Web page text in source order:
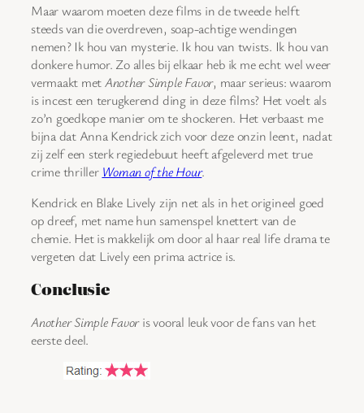
Maar waarom moeten deze films in de tweede helft
steeds van die overdreven, soap-achtige wendingen
nemen? Ik hou van mysterie. Ik hou van twists. Ik hou van
donkere humor. Zo alles bij elkaar heb ik me echt wel weer
vermaakt metAnother Simple Favor, maar serieus: waarom
is incest een terugkerend ding in deze films? Het voelt als
zo’n goedkope manier om te shockeren. Het verbaast me
bijna dat Anna Kendrick zich voor deze onzin leent, nadat
zij zelf een sterk regiedebuut heeft afgeleverd met true
crime thriller Woman of the Hour.
Kendrick en Blake Lively zijn net als in het origineel goed
op dreef, met name hun samenspel knettert van de
chemie. Het is makkelijk om door al haar real life drama te
vergeten dat Lively een prima actrice is.
Conclusie
Another Simple Favoris vooral leuk voor de fans van het
eerste deel.